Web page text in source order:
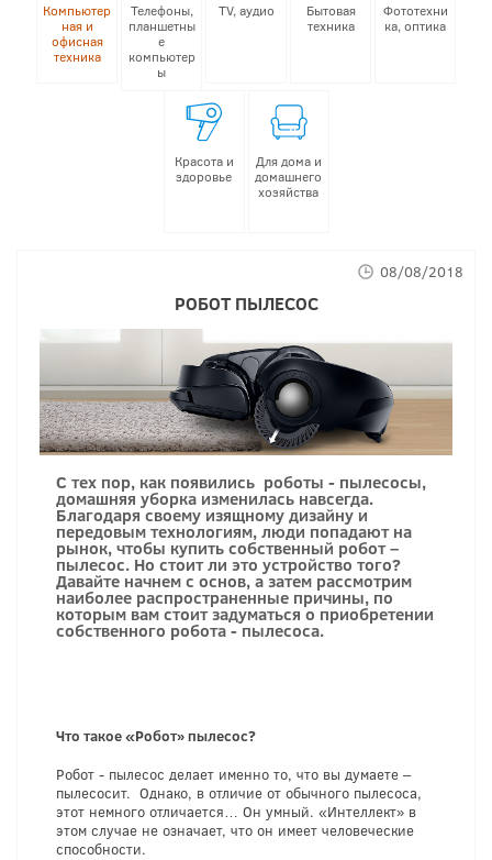
Компьютер
ная и
офисная
техника
Телефоны,
планшетны
е
компьютер
ы
TV, аудио
Бытовая
техника
Фототехни
ка, оптика
Красота и
здоровье
Для дома и
домашнего
хозяйства
РОБОТ ПЫЛЕСОС
08/08/2018
С тех пор, как появились роботы - пылесосы,
домашняя уборка изменилась навсегда.
Благодаря своему изящному дизайну и
передовым технологиям, люди попадают на
рынок, чтобы купить собственный робот –
пылесос. Но стоит ли это устройство того?
Давайте начнем с основ, а затем рассмотрим
наиболее распространенные причины, по
которым вам стоит задуматься о приобретении
собственного робота - пылесоса.
Что такое «Робот» пылесос?
Робот - пылесос делает именно то, что вы думаете –
пылесосит. Однако, в отличие от обычного пылесоса,
этот немного отличается… Он умный. «Интеллект» в
этом случае не означает, что он имеет человеческие
способности.